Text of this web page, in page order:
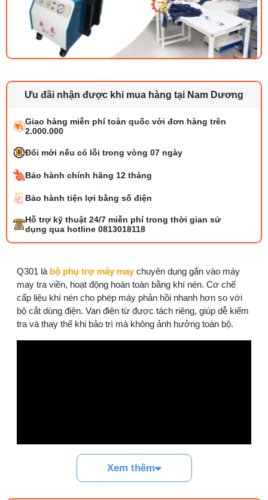
Ưu đãi nhận được khi mua hàng tại Nam Dương
Giao hàng miễn phí toàn quốc với đơn hàng trên
2.000.000
Đổi mới nếu có lỗi trong vòng 07 ngày
Bảo hành chính hãng 12 tháng
Bảo hành tiện lợi bằng số điện
Hỗ trợ kỹ thuật 24/7 miễn phí trong thời gian sử
dụng qua hotline 0813018118
Q301 là bộ phụ trợ máy may chuyên dụng gắn vào máy
may tra viền, hoạt động hoàn toàn bằng khí nén. Cơ chế
cấp liệu khí nén cho phép máy phản hồi nhanh hơn so với
bộ cắt dùng điện. Van điện từ được tách riêng, giúp dễ kiểm
tra và thay thế khi bảo trì mà không ảnh hưởng toàn bộ.
Xem thêm
Bộ phụ trợ kéo vải máy may là gì? Công
dụng và cách lắp
Tổng hợp 6 loại kéo cắt vải ngành may
đáng mua
25/07/2026 09:30 AM
Đồng tiền máy may là gì? Hướng dẫn chỉnh
05/08/2026 10:52 AM